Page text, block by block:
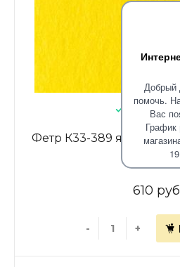
Добрый
помочь.
Вас
График
В наличии:
Фетр К33-389 ярко-
610
- +